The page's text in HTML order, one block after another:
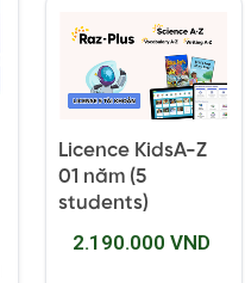
Licence KidsA-Z
01 năm (5
students)
2.190.000 VND